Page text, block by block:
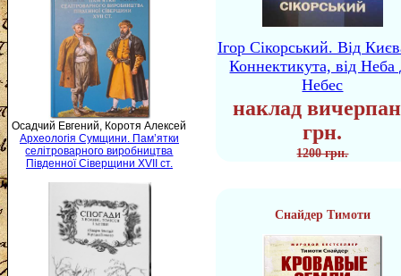
Осадчий Евгений, Коротя Алексей
Археологія Сумщини. Пам’ятки
селітроварного виробництва
Південної Сіверщини XVII ст.
Ігор Сікорський. Від
Коннектикута, від Неба
Небес
наклад
грн.
1200 грн.
Снайдер Тимоти